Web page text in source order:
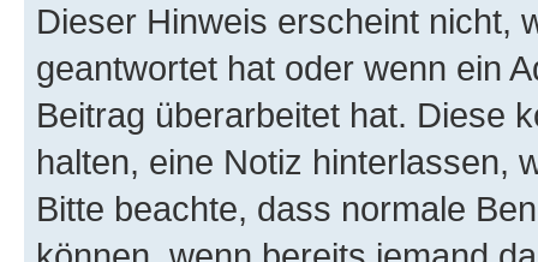
Dieser Hinweis erscheint nicht,
geantwortet hat oder wenn ein
Beitrag überarbeitet hat. Diese
halten, eine Notiz hinterlassen,
Bitte beachte, dass normale